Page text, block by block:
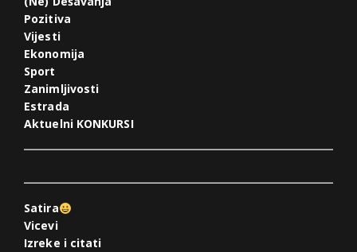
Pozitiva
Vijesti
Ekonomija
Sport
Zanimljivosti
Estrada
Aktuelni KONKURSI
Satira
Vicevi
Izreke i citati